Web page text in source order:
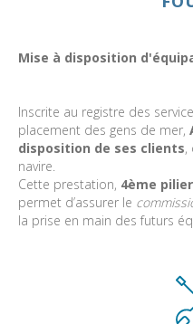
Mise à disposition
Inscrite au registre des
placement des gens de mer,
disposition de ses clients,
navire.
Cette prestation, 4ème pilier
permet d’assurer le
la prise en main des futurs